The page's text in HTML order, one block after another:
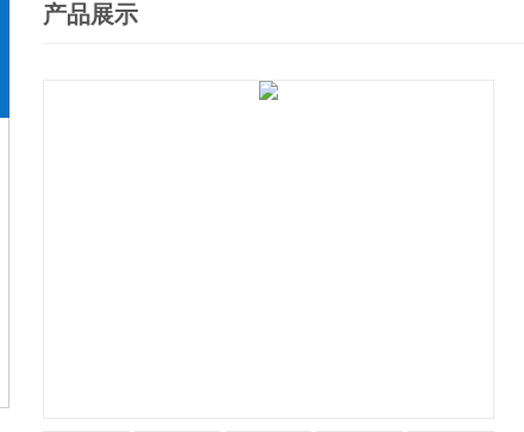
产品展示